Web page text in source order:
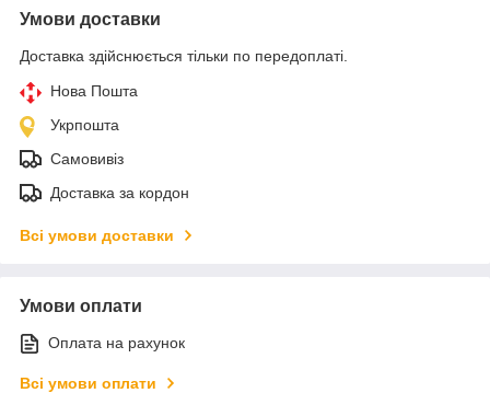
Умови доставки
Доставка здійснюється тільки по передоплаті.
Нова Пошта
Укрпошта
Самовивіз
Доставка за кордон
Всі умови доставки
Умови оплати
Оплата на рахунок
Всі умови оплати